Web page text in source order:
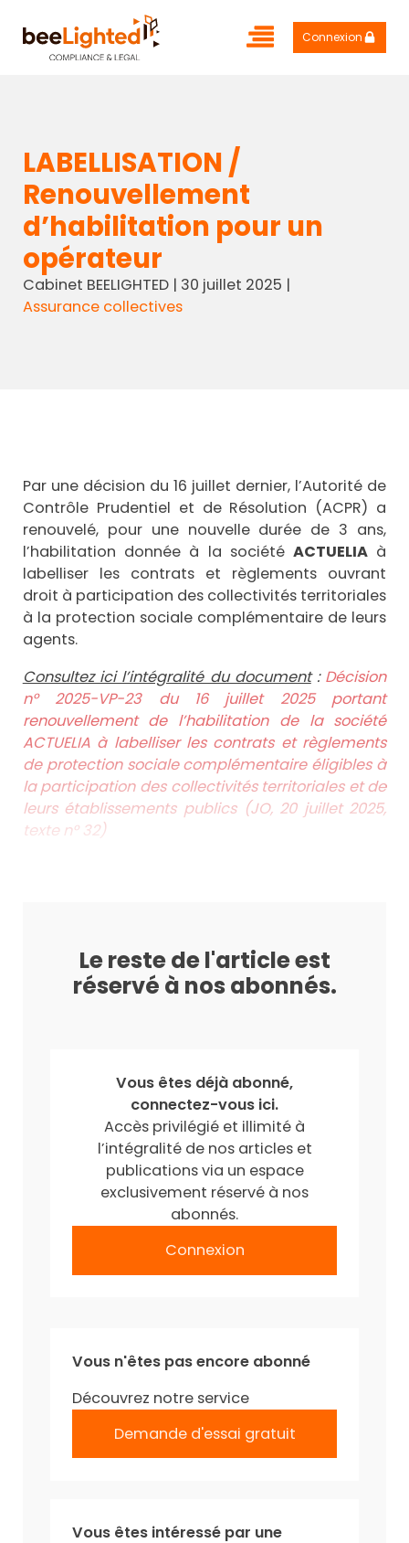
Connexion
LABELLISATION /
Renouvellement
d’habilitation pour un
opérateur
Cabinet BEELIGHTED| 30 juillet 2025 |
Assurance collectives
Par une décision du 16 juillet dernier, l’Autorité de
Contrôle Prudentiel et de Résolution (ACPR) a
renouvelé, pour une nouvelle durée de 3 ans,
l’habilitation donnée à la sociétéACTUELIA à
labelliser les contrats et règlements ouvrant
droit à participation des collectivités territoriales
à la protection sociale complémentaire de leurs
agents.
Consultez ici l’intégralité du document: Décision
n° 2025-VP-23 du 16 juillet 2025 portant
renouvellement de l’habilitation de la société
ACTUELIA à labelliser les contrats et règlements
de protection sociale complémentaire éligibles à
la participation des collectivités territoriales et de
leurs établissements publics (JO, 20 juillet 2025,
texte n° 32)
Le reste de l'article est
réservé à nos abonnés.
Vous êtes déjà abonné,
connectez-vous ici.
Accès privilégié et illimité à
l’intégralité de nos articles et
publications via un espace
exclusivement réservé à nos
abonnés.
Connexion
Vous n'êtes pas encore abonné
Découvrez notre service
Demande d'essai gratuit
Vous êtes intéressé par une